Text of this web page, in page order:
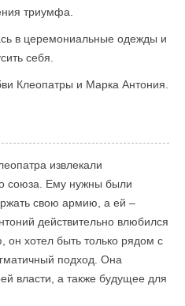
триумфа.
в церемониальные одежды и
себя.
Клеопатры и Марка Антония.
извлекали
союза. Ему нужны были
свою армию, а ей –
действительно влюбился
он хотел быть только рядом с
подход. Она
власти, а также будущее для